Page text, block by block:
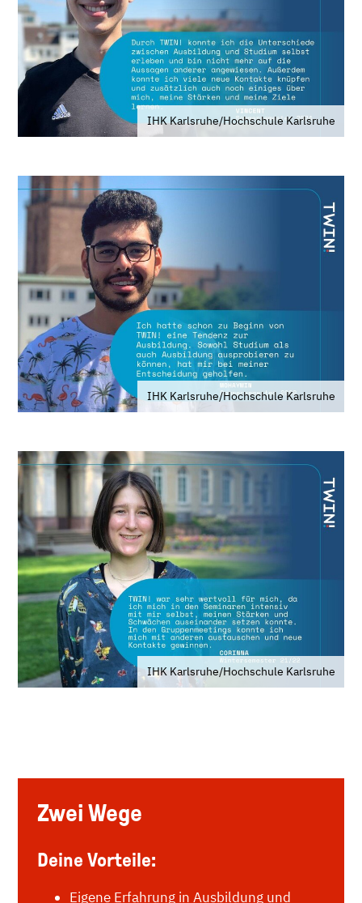
IHK Karlsruhe/Hochschule Karlsruhe
IHK Karlsruhe/Hochschule Karlsruhe
IHK Karlsruhe/Hochschule Karlsruhe
Zwei Wege
Deine Vorteile:
Eigene Erfahrung in Ausbildung und